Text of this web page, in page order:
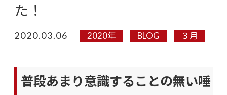
た！
2020.03.06 2020年 BLOG ３月
普段あまり意識することの無い唾